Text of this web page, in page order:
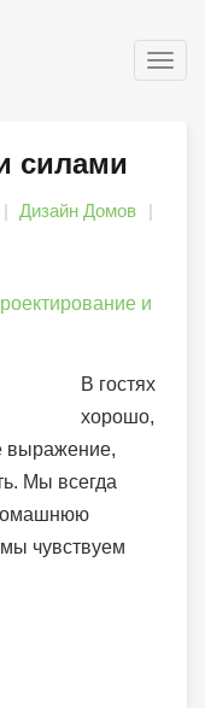
силами
Дизайн Домов
В гостях
хорошо,
выражение,
Мы всегда
мы чувствуем